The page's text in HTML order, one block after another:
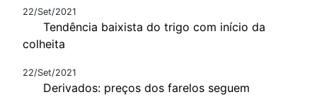
22/Set/2021
Tendência baixista do trigo com início da
colheita
22/Set/2021
Derivados: preços dos farelos seguem